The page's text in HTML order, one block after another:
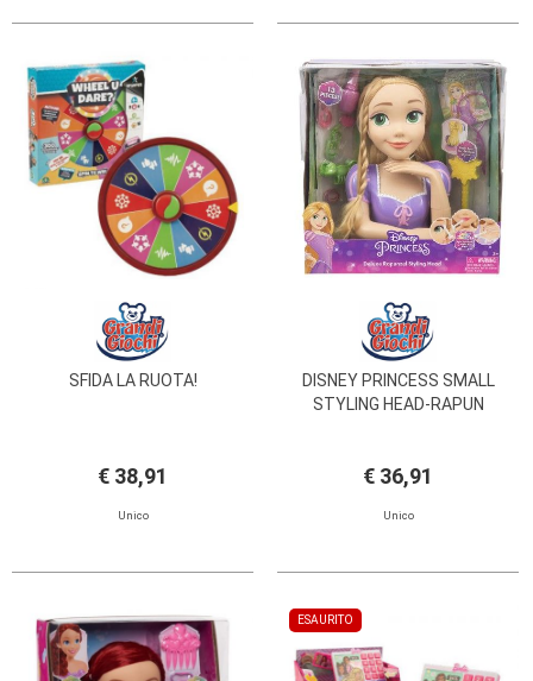
SFIDA LA RUOTA!
€ 38,91
Unico
DISNEY PRINCESS SMALL
STYLING HEAD-RAPUN
€ 36,91
Unico
ESAURITO